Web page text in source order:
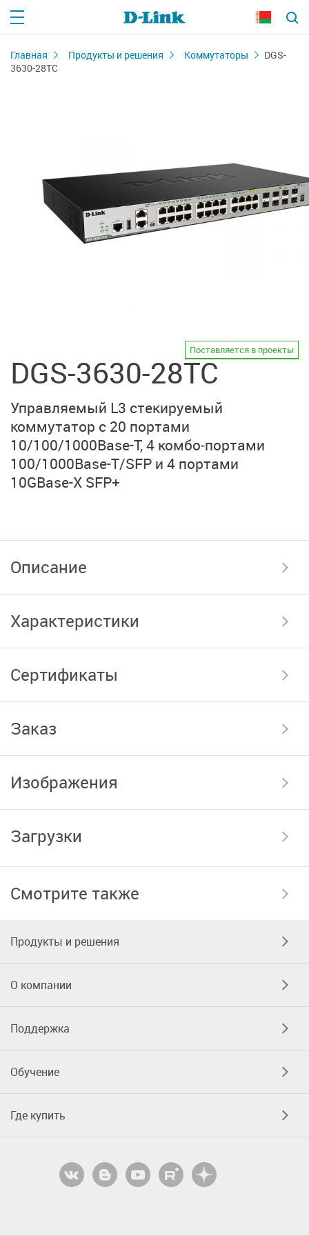
Главная Продукты и решения Коммутаторы
DGS-
3630-28TC
DGS-3630-28TC
Поставляется в проекты
Управляемый L3 стекируемый
коммутатор с 20 портами
10/100/1000Base-T, 4 комбо‑портами
100/1000Base-T/SFP и 4 портами
10GBase-X SFP+
Описание
Характеристики
Сертификаты
Заказ
Изображения
Загрузки
Смотрите также
Продукты и решения
О компании
Поддержка
Обучение
Где купить